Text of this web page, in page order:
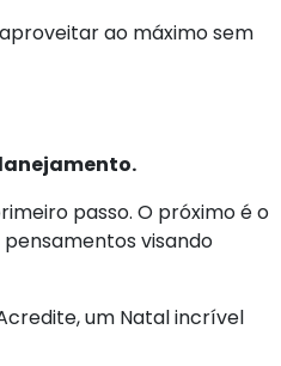
ao máximo sem
passo. O próximo é o
visando
um Natal incrível